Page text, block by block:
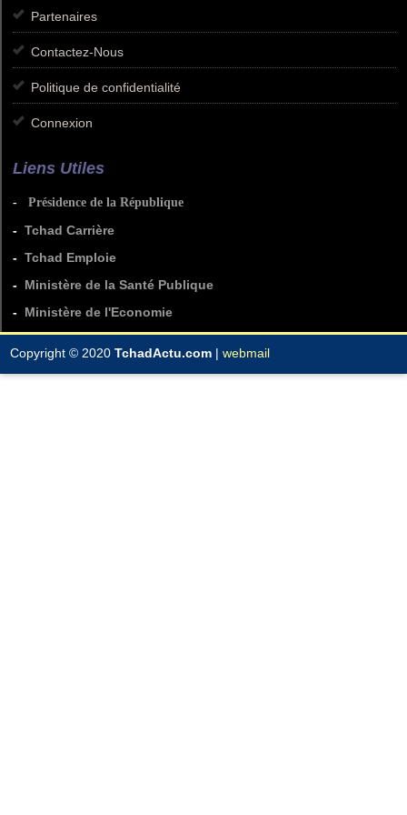
Partenaires
Contactez-Nous
Politique de confidentialité
Connexion
Liens Utiles
- Présidence de la République
- Tchad Carrière
- Tchad Emploie
- Ministère de la Santé Publique
- Ministère de l'Economie
Copyright © 2020 TchadActu.com | webmail